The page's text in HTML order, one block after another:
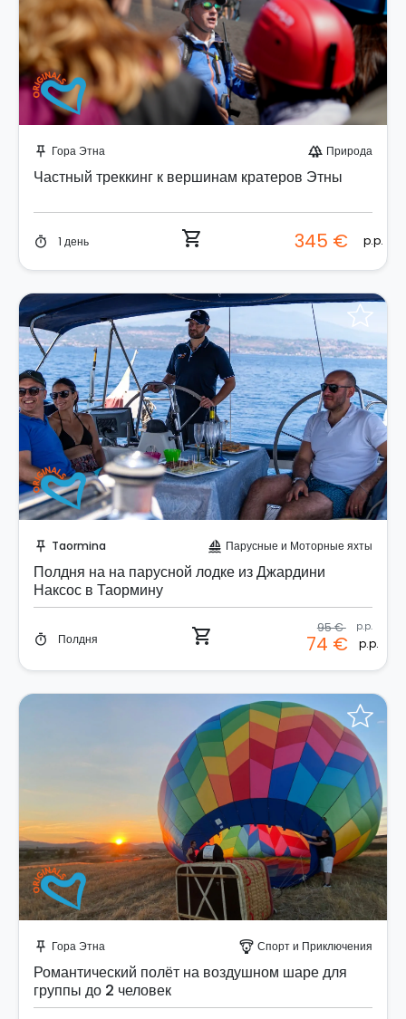
push_pin Гора Этна forest Природа
Частный треккинг к вершинам кратеров Этны
timer 1 день shopping_cart 345 € p.p.
push_pin Taormina sailing Парусные и Моторные яхты
Полдня на на парусной лодке из Джардини
Наксос в Таормину
timer Полдня shopping_cart 95 € p.p.
74 € p.p.
push_pin Гора Этна paragliding Спорт и Приключения
Романтический полёт на воздушном шаре для
группы до 2 человек